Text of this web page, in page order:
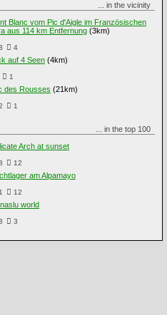
... in the vicinity
Blanc vom Pic d'Aigle im Französischen
aus 114 km Entfernung (3km)
4
auf 4 Seen (4km)
1
des Rousses (21km)
1
... in the top 100
Arch at sunset
12
am Alpamayo
12
world
3